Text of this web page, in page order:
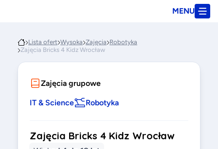
MENU
Lista ofert Wysoka Zajęcia Robotyka
Zajęcia Bricks 4 Kidz Wrocław
Zajęcia grupowe
IT & Science Robotyka
Zajęcia Bricks 4 Kidz Wrocław